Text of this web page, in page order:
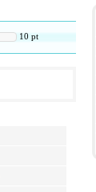
10 pt